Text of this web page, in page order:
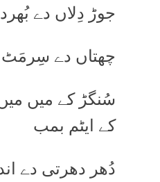
جوڑ دِلاں دے
چھتاں دے سِرمَٹ
سُنگڑ کے میں
کے ایٹم بمب
دُھر دھرتی دے